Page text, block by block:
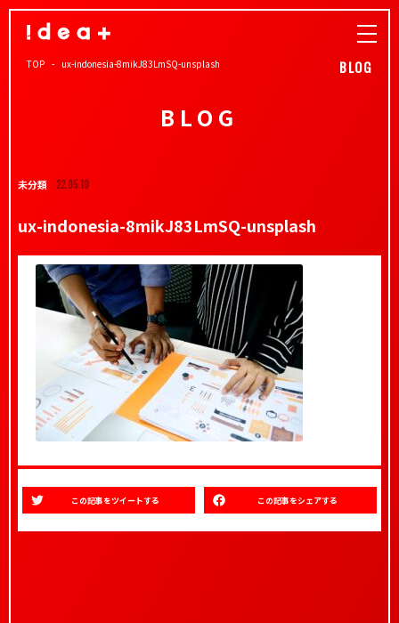
BLOG
TOP ux-indonesia-8mikJ83LmSQ-unsplash
BLOG
未分類 22.05.10
ux-indonesia-8mikJ83LmSQ-unsplash
この記事をツイートする この記事をシェアする